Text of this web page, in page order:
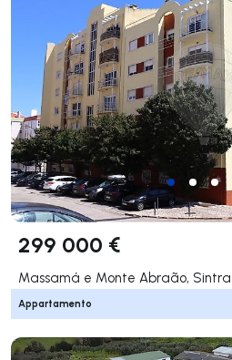
299 000 €
Massamá e Monte Abraão, Sintra
Appartamento